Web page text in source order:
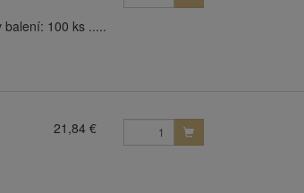
balení: 100 ks .....
21,84 €